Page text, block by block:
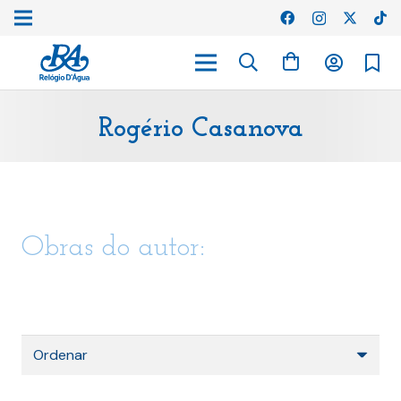
Rogério Casanova
Obras do autor: